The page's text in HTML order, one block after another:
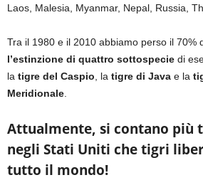
Laos, Malesia, Myanmar, Nepal, Russia,
Tra il 1980 e il 2010 abbiamo perso il 70%
l’estinzione di quattro sottospecie di
la tigre del Caspio , la tigre di Java e la
Meridionale
Attualmente, si contano più
negli Stati Uniti che tigri
tutto il mondo!